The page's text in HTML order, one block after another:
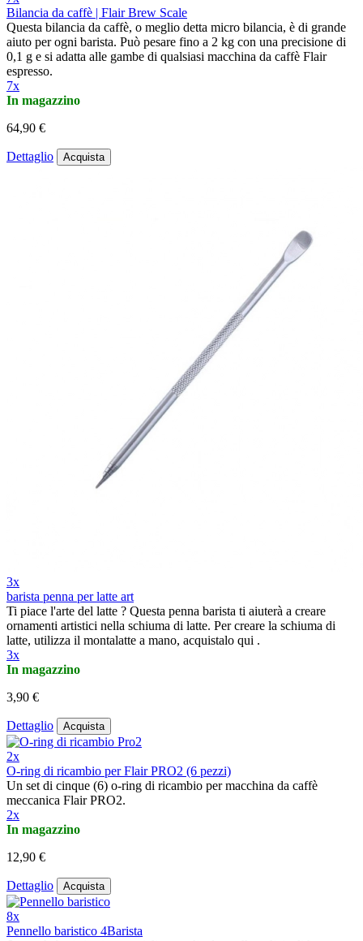
Bilancia da caffè | Flair Brew Scale
Questa bilancia da caffè, o meglio detta micro bilancia, è di grande
aiuto per ogni barista. Può pesare fino a 2 kg con una precisione di
0,1 g e si adatta alle gambe di qualsiasi macchina da caffè Flair
espresso.
7x
In magazzino
64,90 €
Dettaglio Acquista
3x
barista penna per latte art
Ti piace l'arte del latte ? Questa penna barista ti aiuterà a creare
ornamenti artistici nella schiuma di latte. Per creare la schiuma di
latte, utilizza il montalatte a mano, acquistalo qui .
3x
In magazzino
3,90 €
Dettaglio Acquista
2x
O-ring di ricambio per Flair PRO2 (6 pezzi)
Un set di cinque (6) o-ring di ricambio per macchina da caffè
meccanica Flair PRO2.
2x
In magazzino
12,90 €
Dettaglio Acquista
8x
Pennello baristico 4Barista